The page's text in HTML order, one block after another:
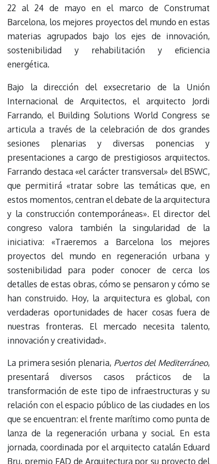
22 al 24 de mayo en el marco de Construmat
Barcelona, los mejores proyectos del mundo en estas
materias agrupados bajo los ejes de innovación,
sostenibilidad y rehabilitación y eficiencia
energética.
Bajo la dirección del exsecretario de la Unión
Internacional de Arquitectos, el arquitecto Jordi
Farrando, el Building Solutions World Congress se
articula a través de la celebración de dos grandes
sesiones plenarias y diversas ponencias y
presentaciones a cargo de prestigiosos arquitectos.
Farrando destaca «el carácter transversal» del BSWC,
que permitirá «tratar sobre las temáticas que, en
estos momentos, centran el debate de la arquitectura
y la construcción contemporáneas». El director del
congreso valora también la singularidad de la
iniciativa: «Traeremos a Barcelona los mejores
proyectos del mundo en regeneración urbana y
sostenibilidad para poder conocer de cerca los
detalles de estas obras, cómo se pensaron y cómo se
han construido. Hoy, la arquitectura es global, con
verdaderas oportunidades de hacer cosas fuera de
nuestras fronteras. El mercado necesita talento,
innovación y creatividad».
La primera sesión plenaria, Puertos del Mediterráneo,
presentará diversos casos prácticos de la
transformación de este tipo de infraestructuras y su
relación con el espacio público de las ciudades en los
que se encuentran: el frente marítimo como punta de
lanza de la regeneración urbana y social. En esta
jornada, coordinada por el arquitecto catalán Eduard
Bru, premio FAD de Arquitectura por su proyecto del